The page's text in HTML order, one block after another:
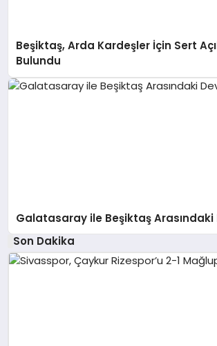
Beşiktaş, Arda Kardeşler İçin Sert
Bulundu
Galatasaray ile Beşiktaş Arasındaki
Son Dakika